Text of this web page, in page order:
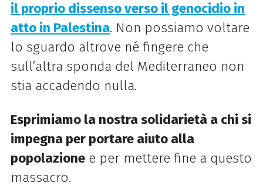
il proprio dissenso verso il genocidio in
atto in Palestina. Non possiamo voltare
lo sguardo altrove né fingere che
sull’altra sponda del Mediterraneo non
stia accadendo nulla.
Esprimiamo la nostra solidarietà a chi si
impegna per portare aiuto alla
popolazionee per mettere fine a questo
massacro.